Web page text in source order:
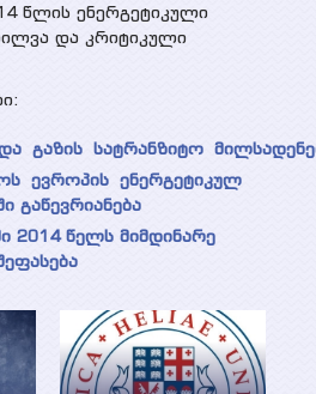
წლის ენერგეტიკული
და კრიტიკული
გაზის სატრანზიტო
ევროპის ენერგეტიკულ
გაწევრიანება
2014 წელს მიმდინარე